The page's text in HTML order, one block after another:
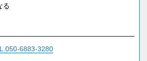
る
6883-3280